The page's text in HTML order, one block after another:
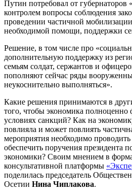
Путин потребовал от
контролем вопросы соблюдения
проведении частичной
необходимой помощи, поддержки
Решение, в том числе про
дополнительную поддержку из
семьям солдат, сержантов и
пополняют сейчас ряды
неукоснительно выполняться».
Какие решения принимаются в
того, чтобы экономика полноценно
условиях санкций? Как на
повлияла и может повлиять
мероприятия необходимо
обеспечить поручения президента
экономики? Своим мнением в
консультативной платформы
поделилась председатель
Осетии Нина Чиплакова.